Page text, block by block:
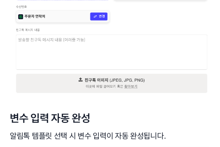
변수 입력 자동 완성
알림톡 템플릿 선택 시 변수 입력이 자동 완성됩니다.